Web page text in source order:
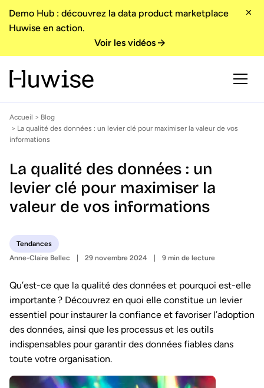
Demo Hub : découvrez la data product marketplace
Huwise en action.
Voir les vidéos
Accueil > Blog
> La qualité des données : un levier clé pour maximiser la valeur de vos
informations
La qualité des données : un
levier clé pour maximiser la
valeur de vos informations
Tendances
Anne-Claire Bellec
29 novembre 2024 9 min de lecture
Qu’est-ce que la qualité des données et pourquoi est-elle
importante ? Découvrez en quoi elle constitue un levier
essentiel pour instaurer la confiance et favoriser l’adoption
des données, ainsi que les processus et les outils
indispensables pour garantir des données fiables dans
toute votre organisation.